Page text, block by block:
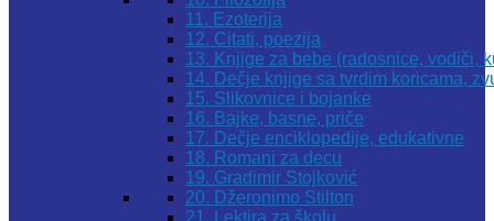
11. Ezoterija
12. Citati, poezija
13. Knjige za bebe (radosnice, vodiči,
14. Dečje knjige sa tvrdim koricama,
15. Slikovnice i bojanke
16. Bajke, basne, priče
17. Dečje enciklopedije, edukativne
18. Romani za decu
19. Gradimir Stojković
20. Džeronimo Stilton
21. Lektira za školu